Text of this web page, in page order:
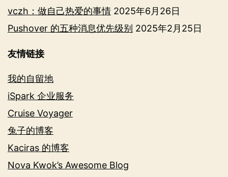
vczh：做自己热爱的事情 2025年6月26日
Pushover 的五种消息优先级别 2025年2月25日
友情链接
我的自留地
iSpark 企业服务
Cruise Voyager
兔子的博客
Kaciras 的博客
Nova Kwok’s Awesome Blog